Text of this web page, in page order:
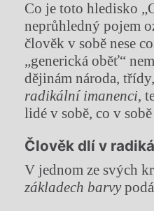
Co je toto hledisko
neprůhledný pojem
člověk v sobě nese
„generická oběť“
dějinám národa,
radikální imanenci,
lidé v sobě, co v
Člověk dlí v
V jednom ze svých
základech barvy